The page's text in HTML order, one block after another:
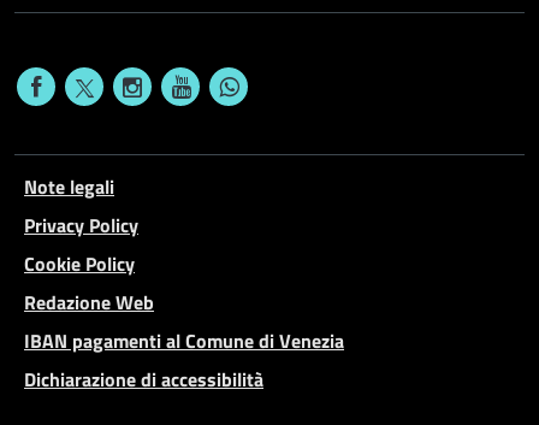
Note legali
Privacy Policy
Cookie Policy
Redazione Web
IBAN pagamenti al Comune di Venezia
Dichiarazione di accessibilità